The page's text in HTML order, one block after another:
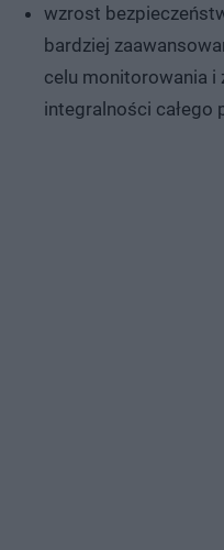
wzrost
bardziej
celu monitorowania i
integralności całego